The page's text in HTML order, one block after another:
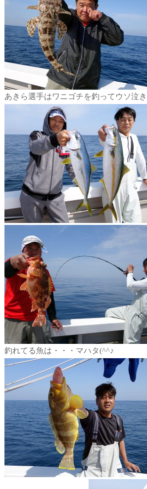
あきら選手はワニゴチを釣ってウソ泣
釣れてる魚は・・・マハタ(^^♪